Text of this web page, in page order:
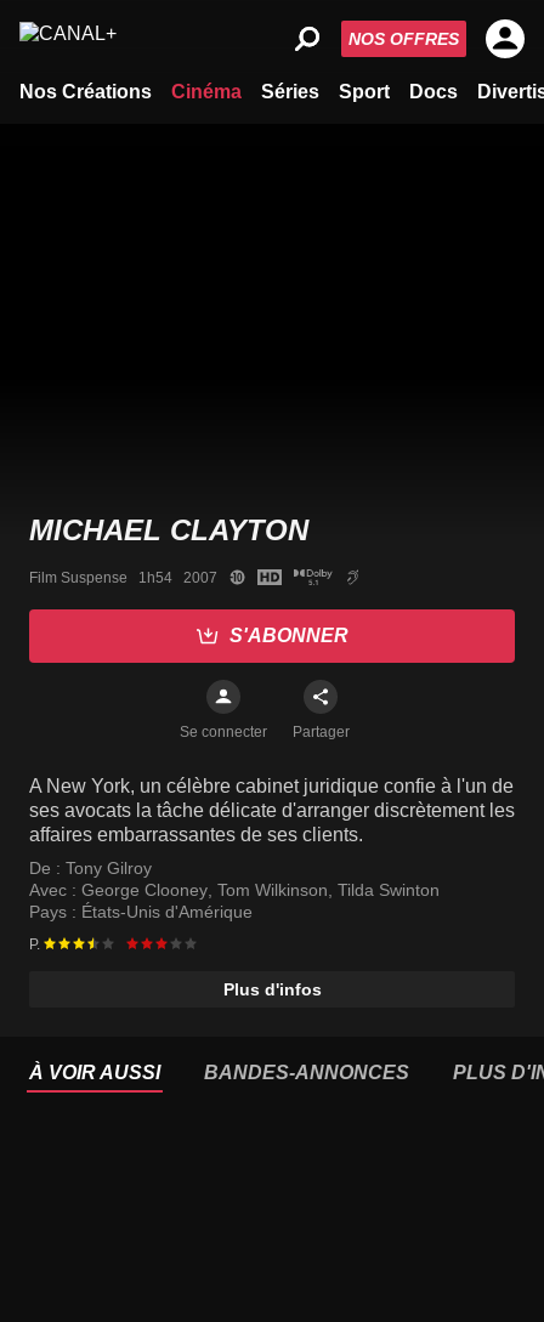
Nos Créations Cinéma Séries Sport Docs
NOS OFFRES
MICHAEL CLAYTON
Film Suspense   1h54   2007
S'ABONNER
Se connecter Partager
A New York, un célèbre cabinet juridique confie à l'un de
ses avocats la tâche délicate d'arranger discrètement les
affaires embarrassantes de ses clients.
De : Tony Gilroy
Avec : George Clooney Tom Wilkinson Tilda Swinton
Pays : États-Unis d'Amérique
P.
Plus d'infos
À VOIR AUSSI BANDES-ANNONCES PLUS